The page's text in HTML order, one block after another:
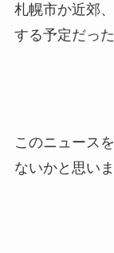
札幌市か近郊
する予定だっ
このニュース
ないかと思いま